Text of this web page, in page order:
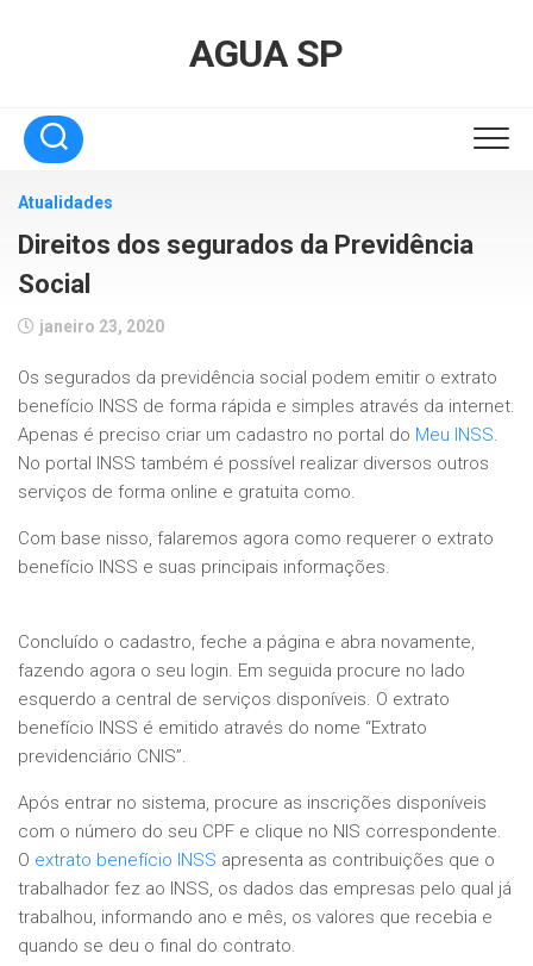
AGUA SP
Atualidades
Direitos dos segurados da Previdência
Social
janeiro 23, 2020
Os segurados da previdência social podem emitir o extrato
benefício INSS de forma rápida e simples através da internet.
Apenas é preciso criar um cadastro no portal do Meu INSS.
No portal INSS também é possível realizar diversos outros
serviços de forma online e gratuita como.
Com base nisso, falaremos agora como requerer o extrato
benefício INSS e suas principais informações.
Concluído o cadastro, feche a página e abra novamente,
fazendo agora o seu login. Em seguida procure no lado
esquerdo a central de serviços disponíveis. O extrato
benefício INSS é emitido através do nome “Extrato
previdenciário CNIS”.
Após entrar no sistema, procure as inscrições disponíveis
com o número do seu CPF e clique no NIS correspondente.
O extrato benefício INSS apresenta as contribuições que o
trabalhador fez ao INSS, os dados das empresas pelo qual já
trabalhou, informando ano e mês, os valores que recebia e
quando se deu o final do contrato.